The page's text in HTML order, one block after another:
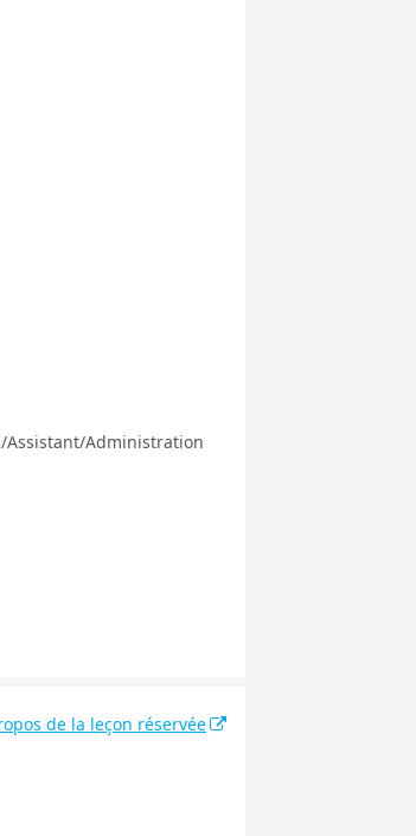
Administration
de la leçon réservée